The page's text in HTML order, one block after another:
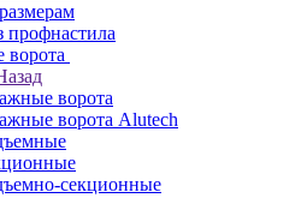
профнастила
ворота
ворота
ворота Alutech
секционные